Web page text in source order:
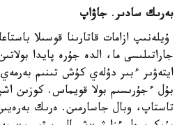
بەرىك سادىر. جاۋاپ
ۇيلەنىپ ازامات قاتارىنا قوسىلا
جاراتىلىسى ما، الدە جۇرە پايدا
ايتەۋىر ءبىر دۇلەي كۇش تىنىم
بۇل ءجۇرىسىم بولا قويماس. كوزىن
تاستاپ، وبال جاسارمىن. ەرىك